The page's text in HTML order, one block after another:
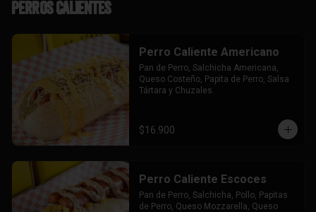
Perros Calientes
Perro Caliente Americano
Pan de Perro, Salchicha Americana,
Queso Costeño, Papita de Perro, Salsa
Tártara y Chuzales.
$16.900
Perro Caliente Escoces
Pan de Perro, Salchicha, Pollo, Papitas
de Perro, Queso Mozzarella, Queso